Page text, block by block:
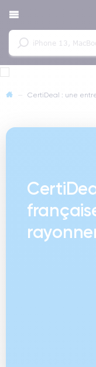
— CertiDeal : une